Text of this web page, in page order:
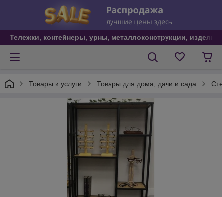
Тележки, контейнеры, урны, металлоконструкции,
Товары и услуги Товары для дома, дачи и сада